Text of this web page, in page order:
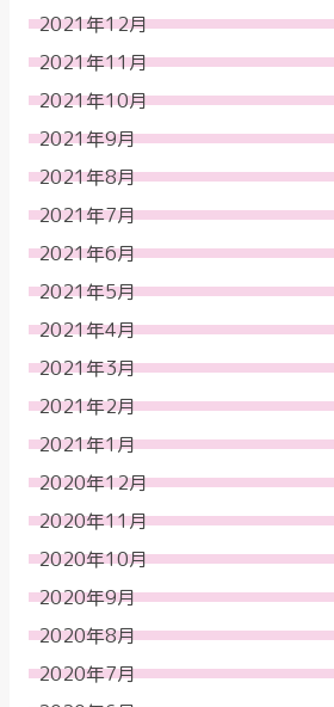
2021年12月
2021年11月
2021年10月
2021年9月
2021年8月
2021年7月
2021年6月
2021年5月
2021年4月
2021年3月
2021年2月
2021年1月
2020年12月
2020年11月
2020年10月
2020年9月
2020年8月
2020年7月